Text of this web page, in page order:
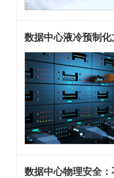
数据中心液冷预制
数据中心物理安全